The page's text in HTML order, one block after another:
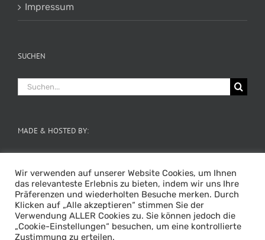
Impressum
SUCHEN
Suche
nach:
MADE & HOSTED BY:
Wir verwenden auf unserer Website Cookies, um Ihnen
das relevanteste Erlebnis zu bieten, indem wir uns Ihre
Präferenzen und wiederholten Besuche merken. Durch
Klicken auf „Alle akzeptieren“ stimmen Sie der
Verwendung ALLER Cookies zu. Sie können jedoch die
„Cookie-Einstellungen“ besuchen, um eine kontrollierte
Zustimmung zu erteilen.